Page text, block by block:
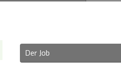
Der Job